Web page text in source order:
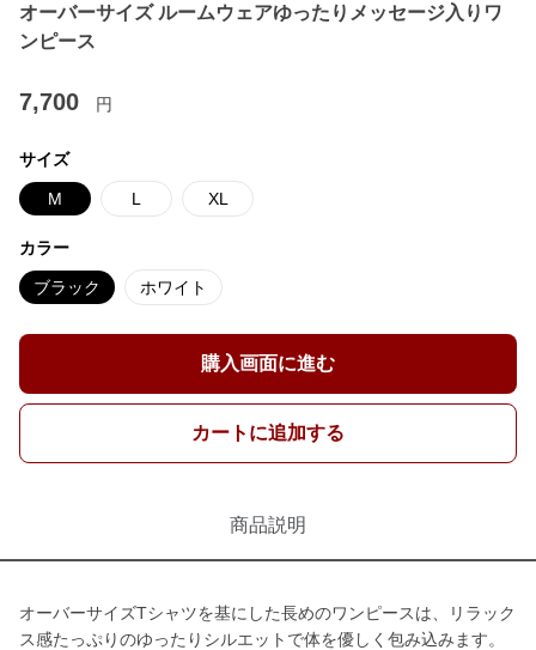
オーバーサイズ ルームウェアゆったりメッセージ入りワ
ンピース
7,700 円
サイズ
M L XL
カラー
ブラック ホワイト
購入画面に進む
カートに追加する
商品説明
オーバーサイズTシャツを基にした長めのワンピースは、リラック
ス感たっぷりのゆったりシルエットで体を優しく包み込みます。